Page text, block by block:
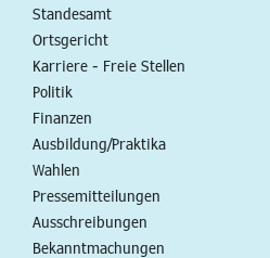
Standesamt
Ortsgericht
Karriere - Freie Stellen
Politik
Finanzen
Ausbildung/Praktika
Wahlen
Pressemitteilungen
Ausschreibungen
Bekanntmachungen